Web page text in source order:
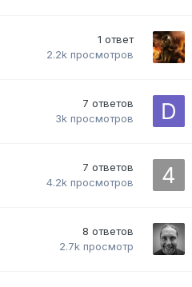
1 ответ
2.2k просмотров
7 ответов
3k просмотров
7 ответов
4.2k просмотров
8 ответов
2.7k просмотр